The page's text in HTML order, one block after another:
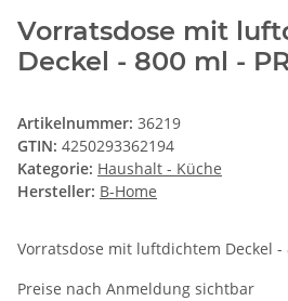
Vorratsdose mit
Deckel - 800 ml -
Artikelnummer: 36219
GTIN: 4250293362194
Kategorie: Haushalt - Küche
Hersteller: B-Home
Vorratsdose mit luftdichtem Deckel -
Preise nach Anmeldung sichtbar